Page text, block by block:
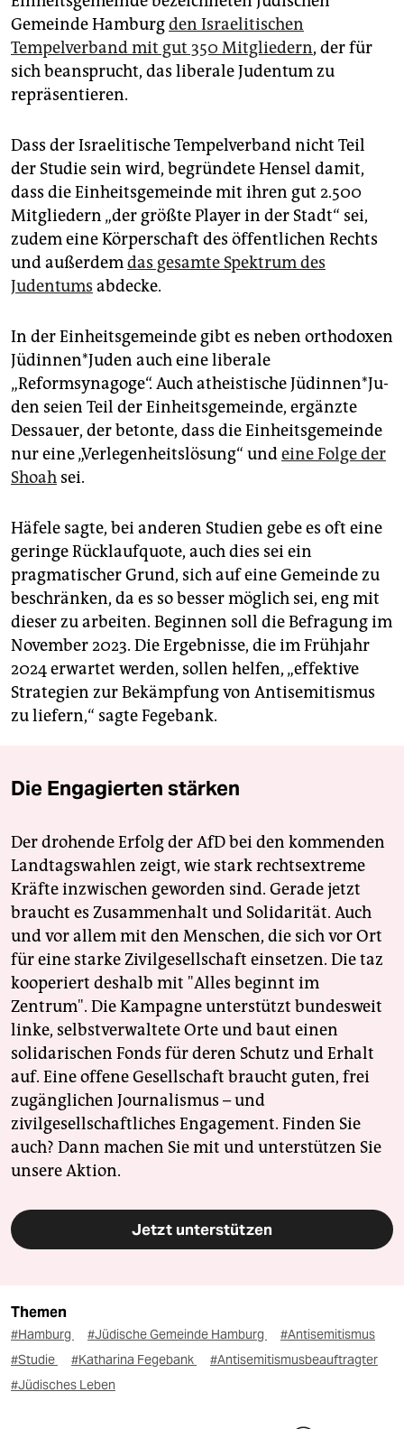
Gemeinde Hamburgden Israelitischen
Tempelverband mit gut 350 Mitgliedern, der für
sich beansprucht, das liberale Judentum zu
repräsentieren.
Dass der Israelitische Tempelverband nicht Teil
der Studie sein wird, begründete Hensel damit,
dass die Einheitsgemeinde mit ihren gut 2.500
Mitgliedern „der größte Player in der Stadt“ sei,
zudem eine Körperschaft des öffentlichen Rechts
und außerdemdas gesamte Spektrum des
Judentums abdecke.
In der Einheitsgemeinde gibt es neben orthodoxen
Jü­din­nen*­Ju­den auch eine liberale
„Reformsynagoge“. Auch atheistische Jü­din­nen*­Ju­
den seien Teil der Einheitsgemeinde, ergänzte
Dessauer, der betonte, dass die Einheitsgemeinde
nur eine „Verlegenheitslösung“ undeine Folge der
Shoah sei.
Häfele sagte, bei anderen Studien gebe es oft eine
geringe Rücklaufquote, auch dies sei ein
pragmatischer Grund, sich auf eine Gemeinde zu
beschränken, da es so besser möglich sei, eng mit
dieser zu arbeiten. Beginnen soll die Befragung im
November 2023. Die Ergebnisse, die im Frühjahr
2024 erwartet werden, sollen helfen, „effektive
Strategien zur Bekämpfung von Antisemitismus
zu liefern,“ sagte Fegebank.
Die Engagierten stärken
Der drohende Erfolg der AfD bei den kommenden
Landtagswahlen zeigt, wie stark rechtsextreme
Kräfte inzwischen geworden sind. Gerade jetzt
braucht es Zusammenhalt und Solidarität. Auch
und vor allem mit den Menschen, die sich vor Ort
für eine starke Zivilgesellschaft einsetzen. Die taz
kooperiert deshalb mit "Alles beginnt im
Zentrum". Die Kampagne unterstützt bundesweit
linke, selbstverwaltete Orte und baut einen
solidarischen Fonds für deren Schutz und Erhalt
auf. Eine offene Gesellschaft braucht guten, frei
zugänglichen Journalismus – und
zivilgesellschaftliches Engagement. Finden Sie
auch? Dann machen Sie mit und unterstützen Sie
unsere Aktion.
Jetzt unterstützen
Themen
#Hamburg #Jüdische Gemeinde Hamburg
#Antisemitismus
#Studie
#Katharina Fegebank
#Antisemitismusbeauftragter
#Jüdisches Leben